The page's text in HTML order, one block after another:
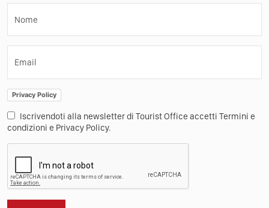
Nome
Email
Privacy Policy
Iscrivendoti alla newsletter di Tourist Office accetti Termini e
condizioni e Privacy Policy.